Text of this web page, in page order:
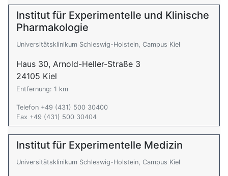
Institut für Experimentelle und Klinische
Pharmakologie
Universitätsklinikum Schleswig-Holstein, Campus Kiel
Haus 30, Arnold-Heller-Straße 3
24105 Kiel
Entfernung: 1 km
Telefon +49 (431) 500 30400
Fax +49 (431) 500 30404
Institut für Experimentelle Medizin
Universitätsklinikum Schleswig-Holstein, Campus Kiel